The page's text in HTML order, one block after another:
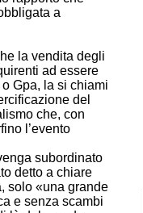
a
la vendita degli
ad essere
Gpa, la si chiami
del
che, con
l’evento
subordinato
detto a chiare
solo «una grande
e senza scambi